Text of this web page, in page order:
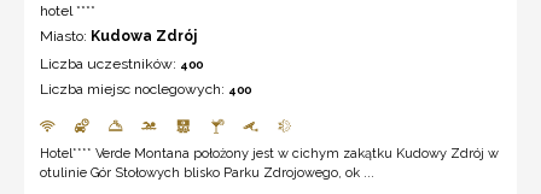
hotel ****
Miasto: Kudowa Zdrój
Liczba uczestników: 400
Liczba miejsc noclegowych: 400
Hotel**** Verde Montana położony jest w cichym zakątku Kudowy Zdrój w
otulinie Gór Stołowych blisko Parku Zdrojowego, ok ...